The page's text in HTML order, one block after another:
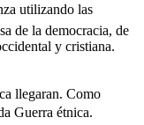
utilizando las
de la democracia, de
y cristiana.
llegaran. Como
Guerra étnica.